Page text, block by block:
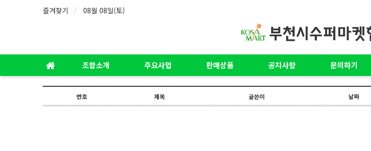
즐겨찾기 08월 08일(토)
조합소개 주요사업 판매상품 공지사항 문의하기
번호 제목 글쓴이 날짜